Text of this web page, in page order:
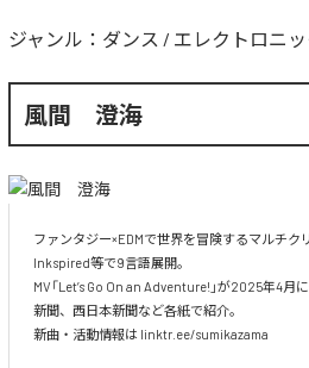
ジャンル： ダンス / エレクトロニッ
風間 澄海
ファンタジー×EDMで世界を冒険するマルチク
Inkspired等で9言語展開。
MV「Let’s Go On an Adventure!」が2025年4
新聞、西日本新聞など各紙で紹介。